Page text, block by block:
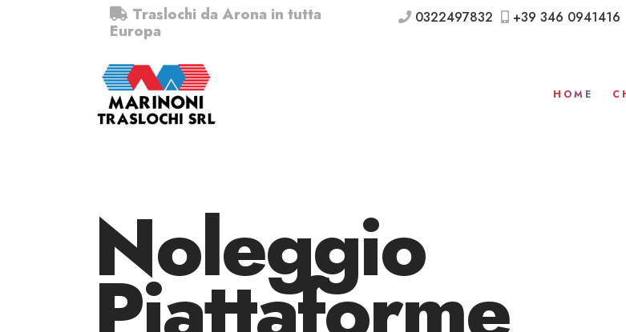
Traslochi da Arona in tutta
Europa
0322497832 +39 346 0941416
HOME
Noleggio